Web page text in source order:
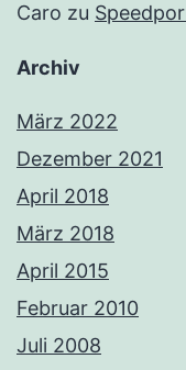
Caro zu
Archiv
März 2022
Dezember 2021
April 2018
März 2018
April 2015
Februar 2010
Juli 2008